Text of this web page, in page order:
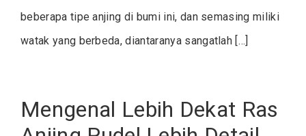
beberapa tipe anjing di bumi ini, dan semasing miliki
watak yang berbeda, diantaranya sangatlah […]
Mengenal Lebih Dekat Ras